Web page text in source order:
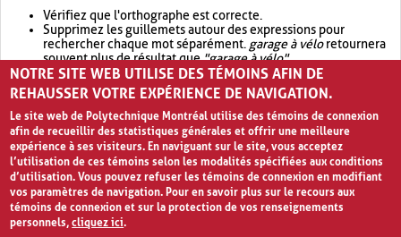
Vérifiez que l'orthographe est correcte.
Supprimez les guillemets autour des expressions pour
rechercher chaque mot séparément. garage à véloretournera
souvent plus de résultat que"garage à vélo".
Envisagez d'élargir votre recherche avec OR.garage OR vélo
retournera souvent plus de résultat quegarage à vélo
NOTRE SITE WEB UTILISE DES TÉMOINS AFIN DE
REHAUSSER VOTRE EXPÉRIENCE DE NAVIGATION.
Le site web de Polytechnique Montréal utilise des témoins de connexion
afin de recueillir des statistiques générales et offrir une meilleure
expérience à ses visiteurs. En naviguant sur le site, vous acceptez
l’utilisation de ces témoins selon les modalités spécifiées aux conditions
d’utilisation. Vous pouvez refuser les témoins de connexion en modifiant
vos paramètres de navigation. Pour en savoir plus sur le recours aux
témoins de connexion et sur la protection de vos renseignements
personnels,cliquez ici.